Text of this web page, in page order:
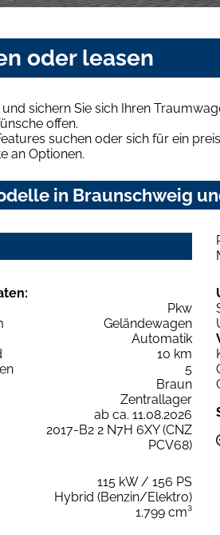
oder leasen
sichern Sie sich Ihren
offen.
suchen oder sich für ein
an Optionen.
in Braunschweig
Pkw
Geländewagen
Automatik
10 km
5
Braun
Zentrallager
ab ca. 11.08.2026
2017-B2 2 N7H 6XY (CNZ
PCV68)
115 kW / 156 PS
Hybrid (Benzin/Elektro)
1.799 cm³